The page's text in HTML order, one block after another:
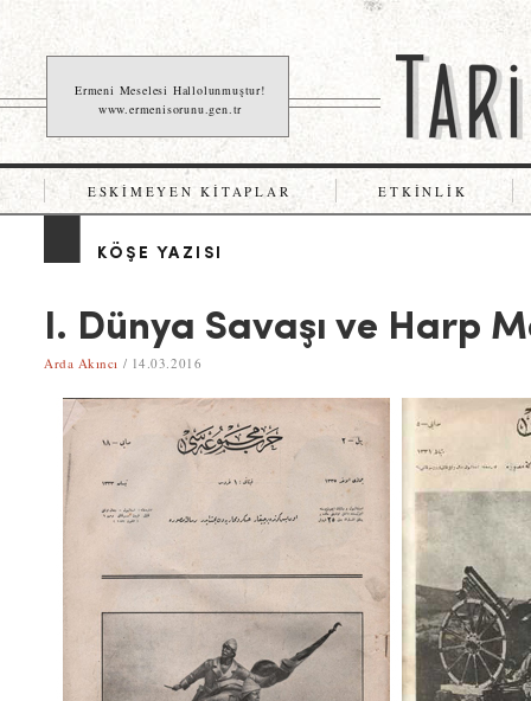
Ermeni Meselesi Hallolunmuştur!
www.ermenisorunu.gen.tr
ESKIMEYEN KITAPLAR ETKINLIK
KÖŞE YAZISI
I. Dünya Savaşı ve Harp
Arda Akıncı / 14.03.2016